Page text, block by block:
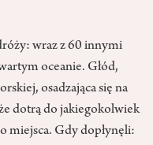
wraz z 60 innymi
oceanie. Głód,
osadzająca się na
dotrą do jakiegokolwiek
miejsca. Gdy dopłynęli: